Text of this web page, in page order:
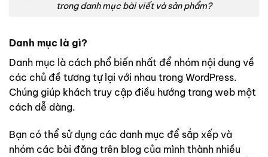
trong danh mục bài viết và sản phẩm?
Danh mục là gì?
Danh mục là cách phổ biến nhất để nhóm nội dung về
các chủ đề tương tự lại với nhau trong WordPress.
Chúng giúp khách truy cập điều hướng trang web một
cách dễ dàng.
Bạn có thể sử dụng các danh mục để sắp xếp và
nhóm các bài đăng trên blog của mình thành nhiều